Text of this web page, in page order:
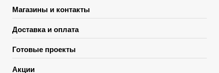
Магазины и контакты
Доставка и оплата
Готовые проекты
Акции